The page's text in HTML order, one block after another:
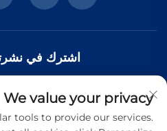
اشترك في
انضم إلى نشرتنا الإخبارية لتلقي أحدث
We value your privacy
tools to provide our services.